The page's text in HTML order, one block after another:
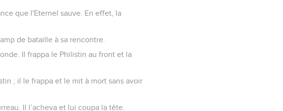
que l'Eternel sauve. En effet, la
de bataille à sa rencontre.
Il frappa le Philistin au front et la
; il le frappa et le mit à mort sans avoir
Il l’acheva et lui coupa la tête.